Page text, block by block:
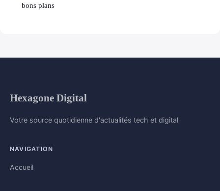
bons plans
Hexagone Digital
Votre source quotidienne d'actualités tech et digital
NAVIGATION
Accueil